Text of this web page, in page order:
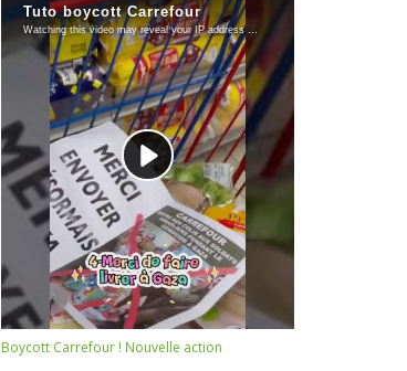
Boycott Carrefour ! Nouvelle action